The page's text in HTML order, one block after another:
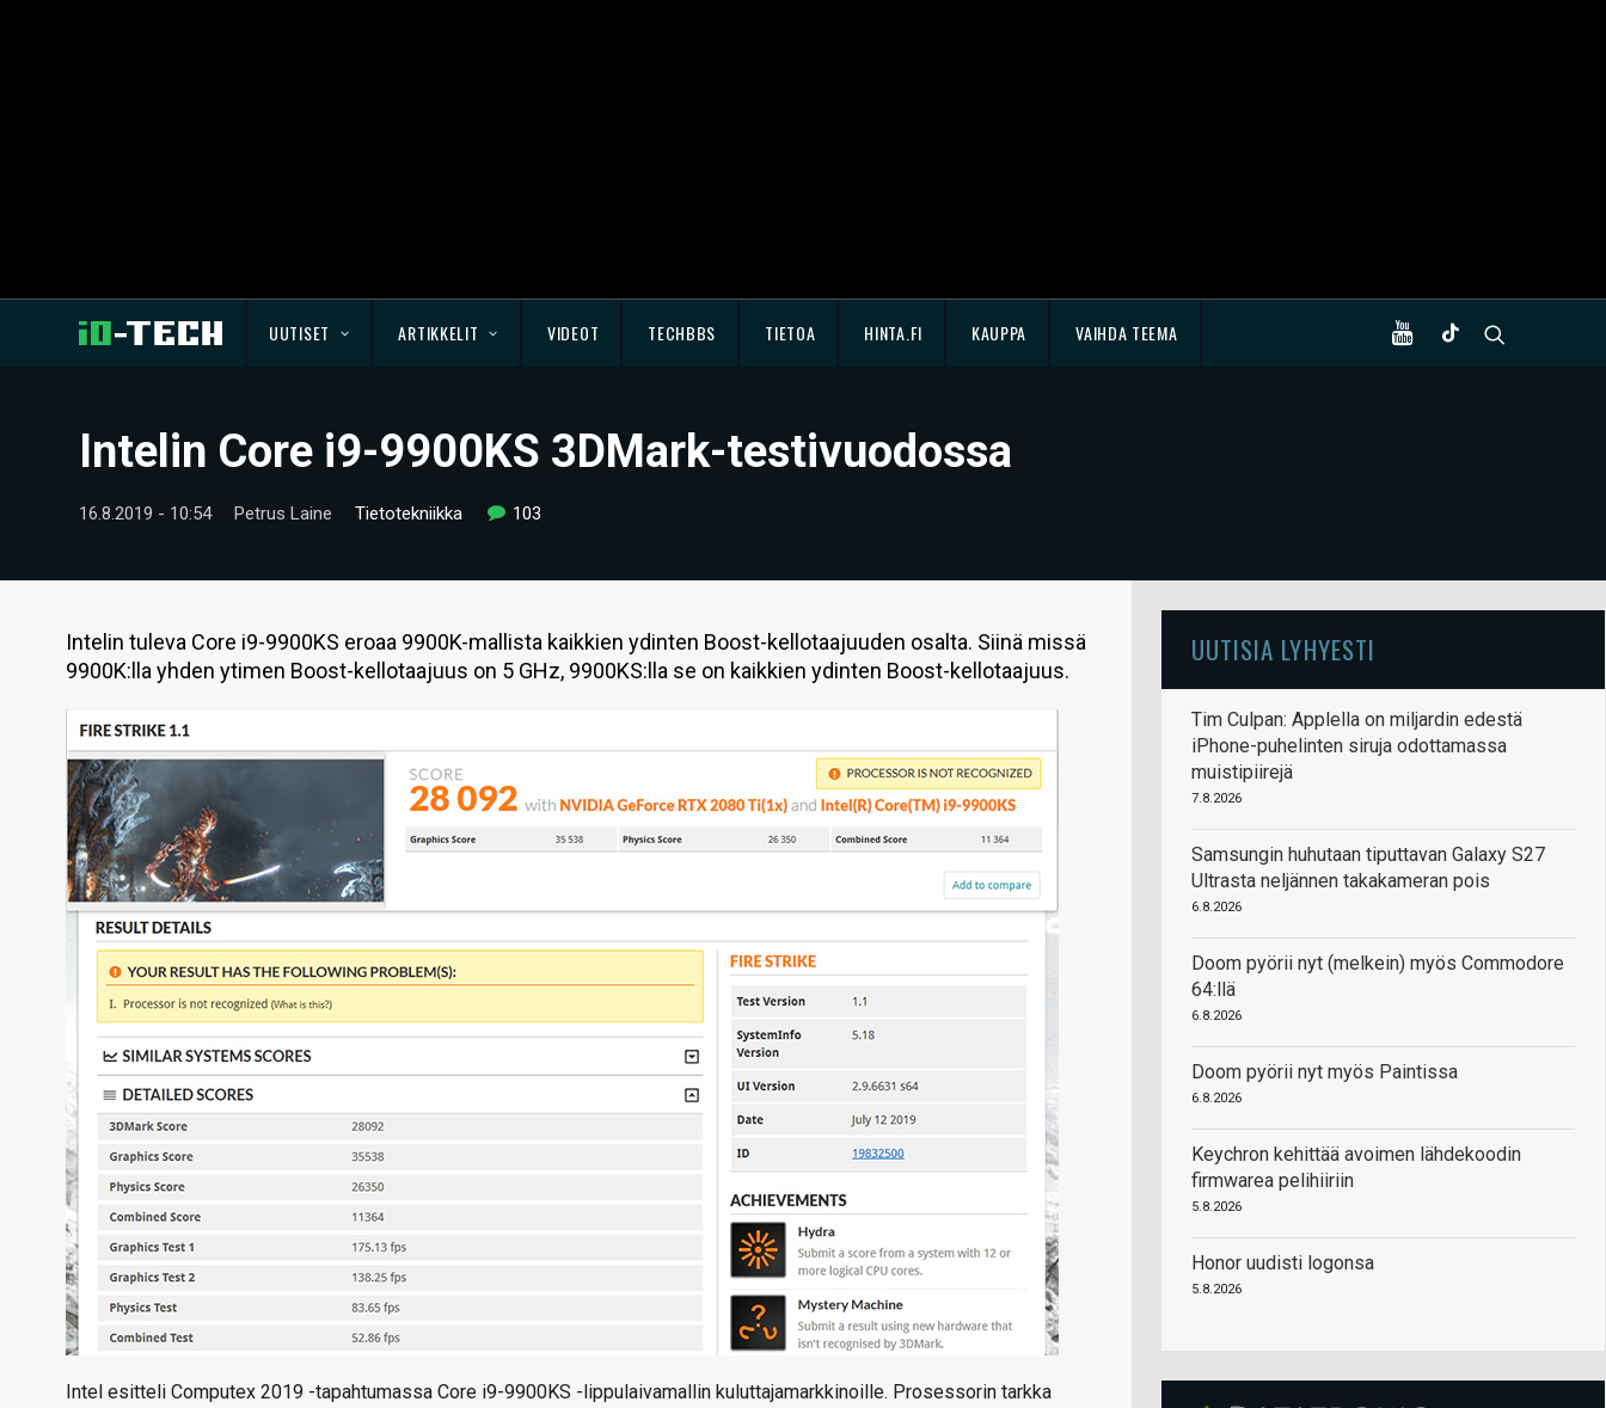
UUTISET ARTIKKELIT VIDEOT TECHBBS TIETOA HINTA.FI KAUPPA VAIHDA TEEMA
Intelin Core i9-9900KS 3DMark-testivuodossa
16.8.2019 - 10:54 Petrus Laine Tietotekniikka 103
Intelin tuleva Core i9-9900KS eroaa 9900K-mallista kaikkien ydinten Boost-kellotaajuuden osalta. Siinä missä
9900K:lla yhden ytimen Boost-kellotaajuus on 5 GHz, 9900KS:lla se on kaikkien ydinten Boost-kellotaajuus.
Intel esitteli Computex 2019 -tapahtumassa Core i9-9900KS -lippulaivamallin kuluttajamarkkinoille. Prosessorin tarkka
UUTISIA LYHYESTI
Tim Culpan: Applella on miljardin edestä
iPhone-puhelinten siruja odottamassa
muistipiirejä
7.8.2026
Samsungin huhutaan tiputtavan Galaxy S27
Ultrasta neljännen takakameran pois
6.8.2026
Doom pyörii nyt (melkein) myös Commodore
64:llä
6.8.2026
Doom pyörii nyt myös Paintissa
6.8.2026
Keychron kehittää avoimen lähdekoodin
firmwarea pelihiiriin
5.8.2026
Honor uudisti logonsa
5.8.2026